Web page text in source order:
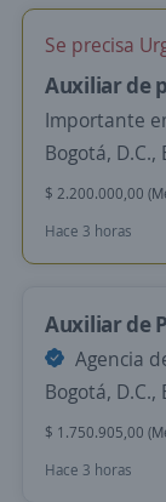
Se precisa
Auxiliar de
Importante
Bogotá, D.C.,
$ 2.200.000,00
Hace 3 horas
Auxiliar de
Agencia
Bogotá, D.C.,
$ 1.750.905,00
Hace 3 horas